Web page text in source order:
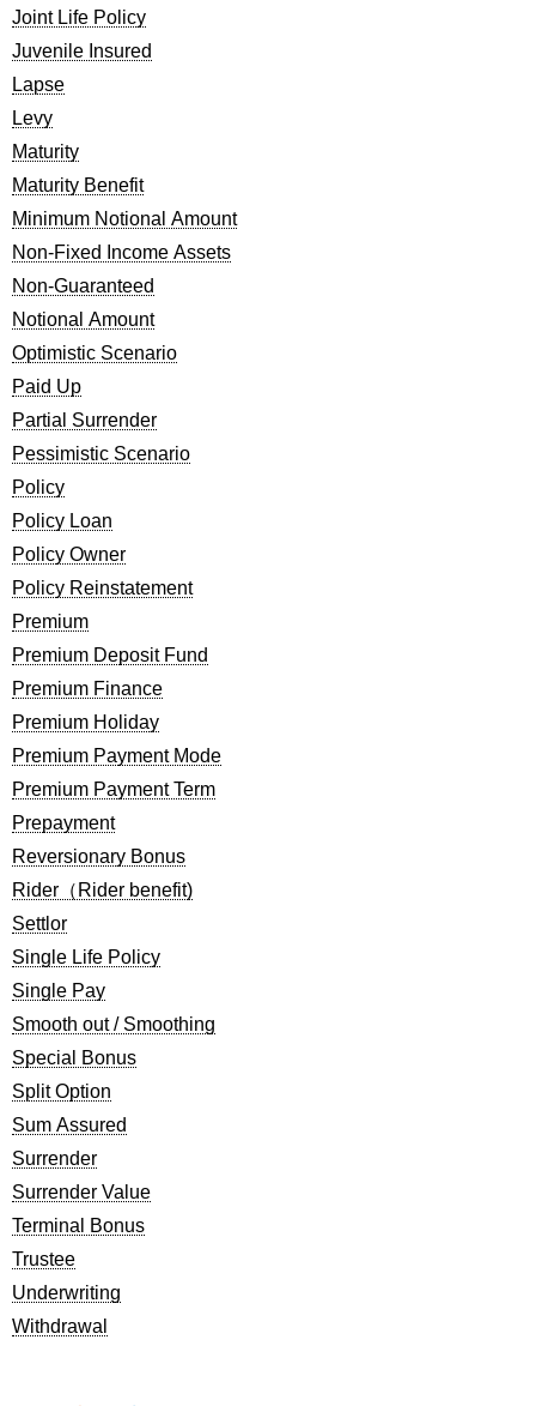
Joint Life Policy
Juvenile Insured
Lapse
Levy
Maturity
Maturity Benefit
Minimum Notional Amount
Non-Fixed Income Assets
Non-Guaranteed
Notional Amount
Optimistic Scenario
Paid Up
Partial Surrender
Pessimistic Scenario
Policy
Policy Loan
Policy Owner
Policy Reinstatement
Premium
Premium Deposit Fund
Premium Finance
Premium Holiday
Premium Payment Mode
Premium Payment Term
Prepayment
Reversionary Bonus
Rider（Rider benefit)
Settlor
Single Life Policy
Single Pay
Smooth out / Smoothing
Special Bonus
Split Option
Sum Assured
Surrender
Surrender Value
Terminal Bonus
Trustee
Underwriting
Withdrawal